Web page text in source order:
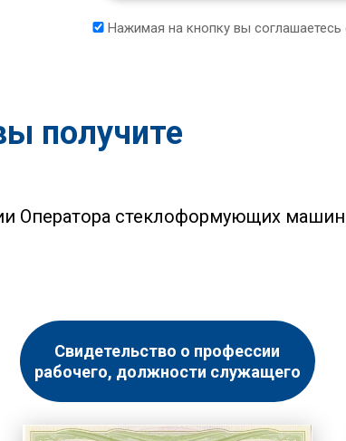
Нажимая на кнопку вы соглашаетесь
получите
Оператора стеклоформующих
Свидетельство о профессии
рабочего, должности служащего